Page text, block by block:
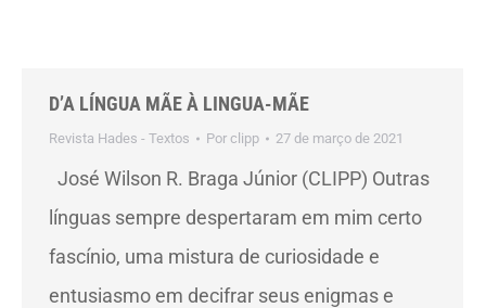
D’A LÍNGUA MÃE À LINGUA-MÃE
Revista Hades - Textos Por clipp 27 de março de 2021
José Wilson R. Braga Júnior (CLIPP) Outras
línguas sempre despertaram em mim certo
fascínio, uma mistura de curiosidade e
entusiasmo em decifrar seus enigmas e